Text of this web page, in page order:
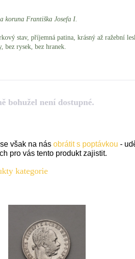
koruna Františka Josefa I.
stav, příjemná patina, krásný až ražební
bez rysek, bez hranek.
bohužel není dostupné.
však na nás obrátit s poptávkou -
pro vás tento produkt zajistit.
kategorie